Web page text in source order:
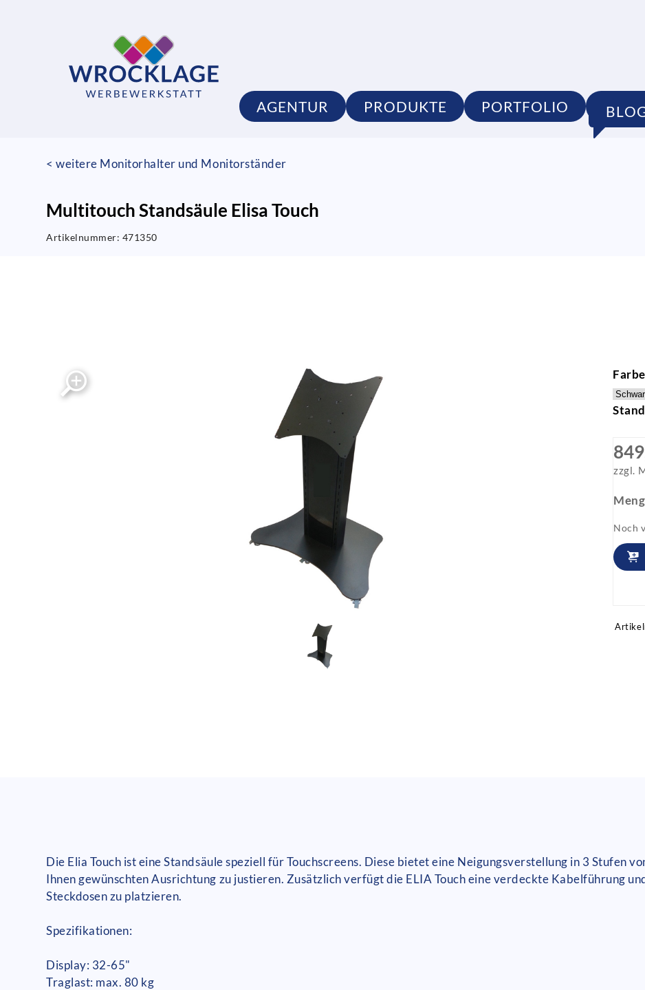
AGENTUR PRODUKTE PORTFOLIO SHOP
< weitere Monitorhalter und Monitorständer
Multitouch Standsäule Elisa Touch
Artikelnummer: 471350
Farbe
zzgl.
Noch
Die Elia Touch ist eine Standsäule speziell für Touchscreens. Diese bietet eine Neigungsverstellung in 3 Stufen
Ihnen gewünschten Ausrichtung zu justieren. Zusätzlich verfügt die ELIA Touch eine verdeckte Kabelführung
Steckdosen zu platzieren.
Spezifikationen:
Display: 32-65"
Traglast: max. 80 kg